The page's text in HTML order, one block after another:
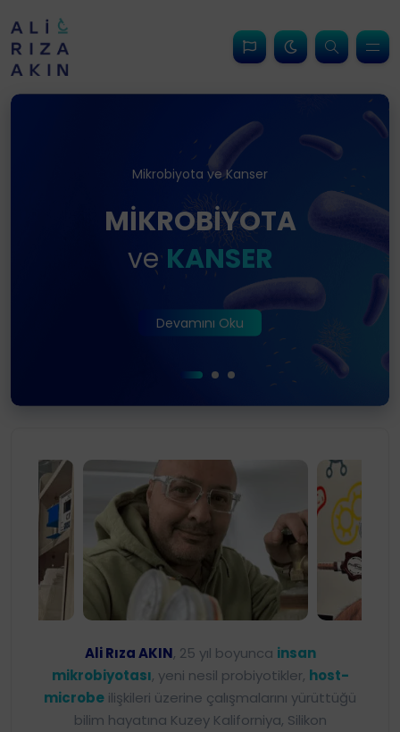
Mikrobiyota ve Kanser
MİKROBİYOTA
veKANSER
Devamını Oku
Otizm ve Mikrobiyota
OTİZMve
MİKROBİYOTA
Kadınsal Mikrobiyota
KADINSAL
MİKROBİYOTA
Ali Rıza Akın -
Ali Rıza AKIN, 25 yıl boyunca insan
mikrobiyotası, yeni nesil probiyotikler, host-
microbe ilişkileri üzerine çalışmalarını yürüttüğü
bilim hayatına Kuzey Kaliforniya, Silikon